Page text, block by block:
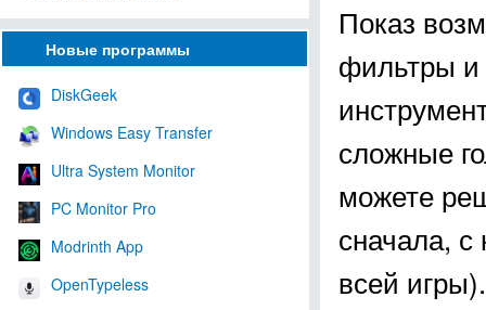
Новые программы
DiskGeek
Windows Easy Transfer
Ultra System Monitor
PC Monitor Pro
Modrinth App
OpenTypeless
Показ
фильтры и
сложные
можете
сначала,
всей игры).